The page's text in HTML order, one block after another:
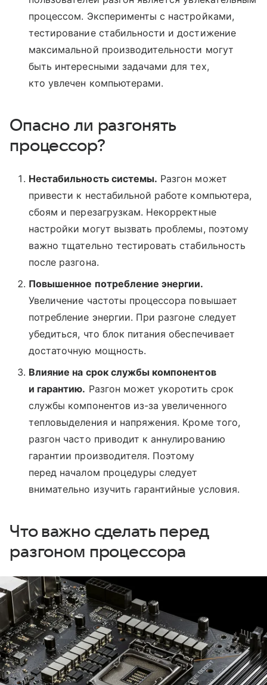
процессом. Эксперименты с настройками,
тестирование стабильности и достижение
максимальной производительности могут
быть интересными задачами для тех,
кто увлечен компьютерами.
Опасно ли разгонять
процессор?
Нестабильность системы. Разгон может
привести к нестабильной работе компьютера,
сбоям и перезагрузкам. Некорректные
настройки могут вызвать проблемы, поэтому
важно тщательно тестировать стабильность
после разгона.
Повышенное потребление энергии.
Увеличение частоты процессора повышает
потребление энергии. При разгоне следует
убедиться, что блок питания обеспечивает
достаточную мощность.
Влияние на срок службы компонентов
и гарантию. Разгон может укоротить срок
службы компонентов из-за увеличенного
тепловыделения и напряжения. Кроме того,
разгон часто приводит к аннулированию
гарантии производителя. Поэтому
перед началом процедуры следует
внимательно изучить гарантийные условия.
Что важно сделать перед
разгоном процессора